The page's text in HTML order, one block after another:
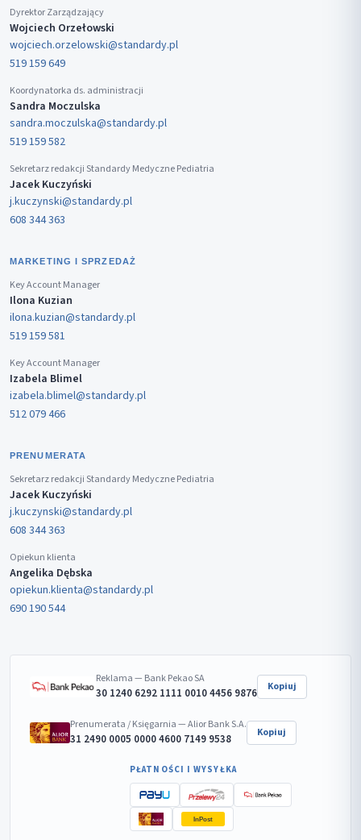
Dyrektor Zarządzający
Wojciech Orzełowski
wojciech.orzelowski@standardy.pl
519 159 649
Koordynatorka ds. administracji
Sandra Moczulska
sandra.moczulska@standardy.pl
519 159 582
Sekretarz redakcji Standardy Medyczne Pediatria
Jacek Kuczyński
j.kuczynski@standardy.pl
608 344 363
MARKETING I SPRZEDAŻ
Key Account Manager
Ilona Kuzian
ilona.kuzian@standardy.pl
519 159 581
Key Account Manager
Izabela Blimel
izabela.blimel@standardy.pl
512 079 466
PRENUMERATA
Sekretarz redakcji Standardy Medyczne Pediatria
Jacek Kuczyński
j.kuczynski@standardy.pl
608 344 363
Opiekun klienta
Angelika Dębska
opiekun.klienta@standardy.pl
690 190 544
Reklama — Bank Pekao SA
30 1240 6292 1111 0010 4456 9876 Kopiuj
Prenumerata / Księgarnia — Alior Bank S.A.
31 2490 0005 0000 4600 7149 9538 Kopiuj
PŁATNOŚCI I WYSYŁKA
InPost